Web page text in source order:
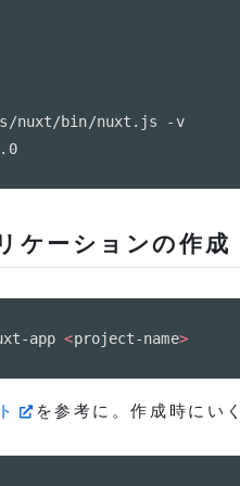
nuxt/bin/nuxt.js -v
ケーションの作成
app <project-name>
を参考に。作成時にい